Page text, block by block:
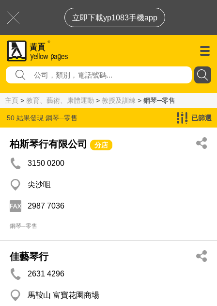
立即下載yp1083手機app
主頁 > 教育、藝術、康體運動 > 教授及訓練 > 鋼琴─零售
50 結果發現 鋼琴─零售 已篩選
柏斯琴行有限公司 分店
3150 0200
尖沙咀
2987 7036
鋼琴─零售
佳藝琴行
2631 4296
馬鞍山 富寶花園商場